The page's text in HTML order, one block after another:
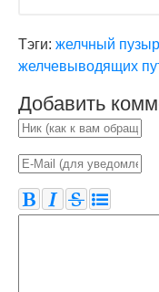
Тэги: желчный
желчевыводящих
Добавить